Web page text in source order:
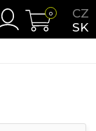
CZ
SK
0